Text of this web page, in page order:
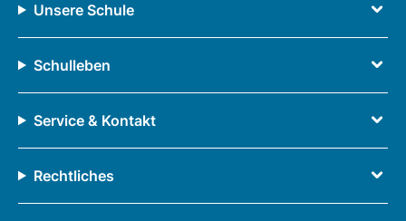
Unsere Schule
Schulleben
Service & Kontakt
Rechtliches